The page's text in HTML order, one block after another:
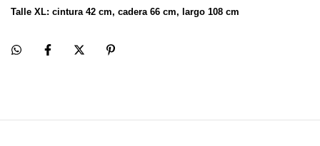
Talle XL: cintura 42 cm, cadera 66 cm, largo 108 cm